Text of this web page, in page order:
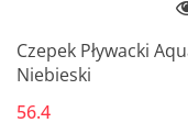
Czepek Pływacki
Niebieski
56.4